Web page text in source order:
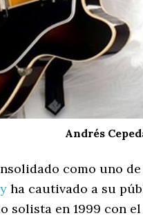
Andrés
como uno
ha cautivado a su
solista en 1999 con